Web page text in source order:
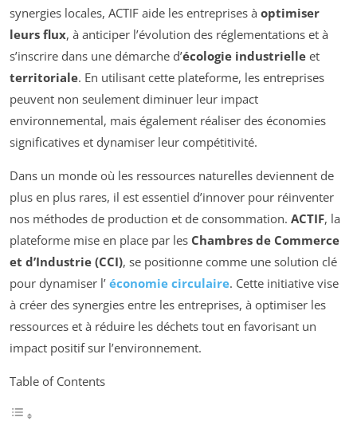
synergies locales, ACTIF aide les entreprises à optimiser
leurs flux, à anticiper l’évolution des réglementations et à
s’inscrire dans une démarche d’écologie industrielle et
territoriale. En utilisant cette plateforme, les entreprises
peuvent non seulement diminuer leur impact
environnemental, mais également réaliser des économies
significatives et dynamiser leur compétitivité.
Dans un monde où les ressources naturelles deviennent de
plus en plus rares, il est essentiel d’innover pour réinventer
nos méthodes de production et de consommation. ACTIF, la
plateforme mise en place par les Chambres de Commerce
et d’Industrie (CCI), se positionne comme une solution clé
pour dynamiser l’ économie circulaire. Cette initiative vise
à créer des synergies entre les entreprises, à optimiser les
ressources et à réduire les déchets tout en favorisant un
impact positif sur l’environnement.
Table of Contents